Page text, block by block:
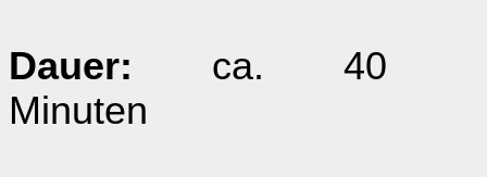
Dauer: ca. 40
Minuten